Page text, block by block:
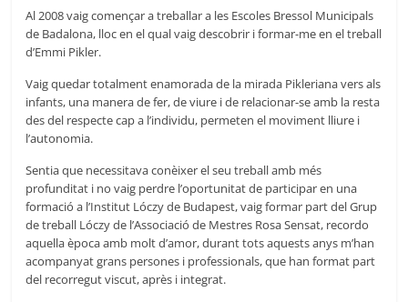
Al 2008 vaig començar a treballar a les Escoles Bressol Municipals
de Badalona, lloc en el qual vaig descobrir i formar-me en el treball
d’Emmi Pikler.
Vaig quedar totalment enamorada de la mirada Pikleriana vers als
infants, una manera de fer, de viure i de relacionar-se amb la resta
des del respecte cap a l’individu, permeten el moviment lliure i
l’autonomia.
Sentia que necessitava conèixer el seu treball amb més
profunditat i no vaig perdre l’oportunitat de participar en una
formació a l’Institut Lóczy de Budapest, vaig formar part del Grup
de treball Lóczy de l’Associació de Mestres Rosa Sensat, recordo
aquella època amb molt d’amor, durant tots aquests anys m’han
acompanyat grans persones i professionals, que han format part
del recorregut viscut, après i integrat.